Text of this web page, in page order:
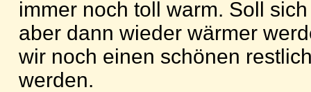
immer noch toll warm. Soll
aber dann wieder wärmer
wir noch einen schönen
werden.